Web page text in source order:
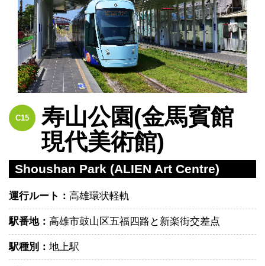
C15
寿山公園(金馬賓館
現代美術館)
Shoushan Park (ALIEN Art Centre)
運行ルート： 高雄環状軽軌
駅番地： 高雄市鼓山区五福四路と新楽街交差点
駅種別： 地上駅